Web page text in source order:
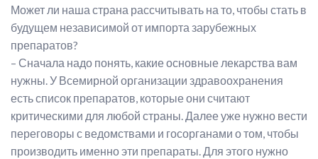
Может ли наша страна рассчитывать на то, чтобы стать в
будущем независимой от импорта зарубежных
препаратов?
– Сначала надо понять, какие основные лекарства вам
нужны. У Всемирной организации здравоохранения
есть список препаратов, которые они считают
критическими для любой страны. Далее уже нужно вести
переговоры с ведомствами и госорганами о том, чтобы
производить именно эти препараты. Для этого нужно